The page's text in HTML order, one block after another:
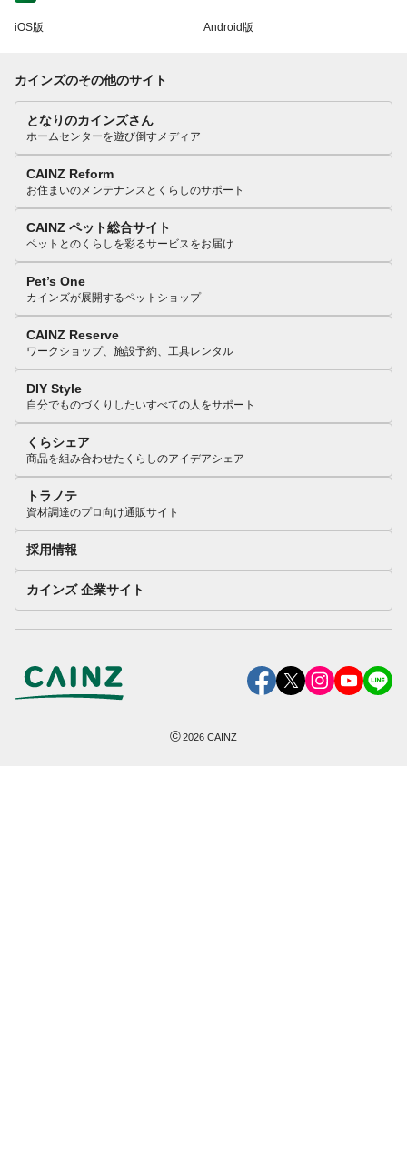
iOS版 Android版
カインズのその他のサイト
となりのカインズさん
ホームセンターを遊び倒すメディア
CAINZ Reform
お住まいのメンテナンスとくらしのサポート
CAINZ ペット総合サイト
ペットとのくらしを彩るサービスをお届け
Pet’s One
カインズが展開するペットショップ
CAINZ Reserve
ワークショップ、施設予約、工具レンタル
DIY Style
自分でものづくりしたいすべての人をサポート
くらシェア
商品を組み合わせたくらしのアイデアシェア
トラノテ
資材調達のプロ向け通販サイト
採用情報
カインズ 企業サイト
©2026 CAINZ